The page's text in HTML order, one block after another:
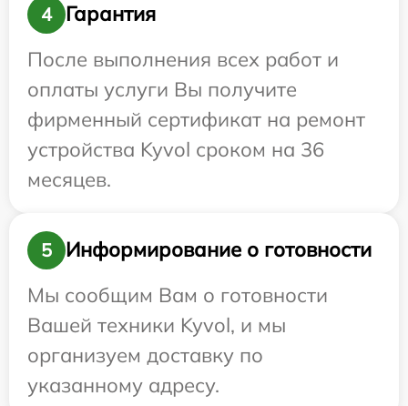
4
Гарантия
После выполнения всех работ и
оплаты услуги Вы получите
фирменный сертификат на ремонт
устройства Kyvol сроком на 36
месяцев.
5
Информирование о готовности
Мы сообщим Вам о готовности
Вашей техники Kyvol, и мы
организуем доставку по
указанному адресу.